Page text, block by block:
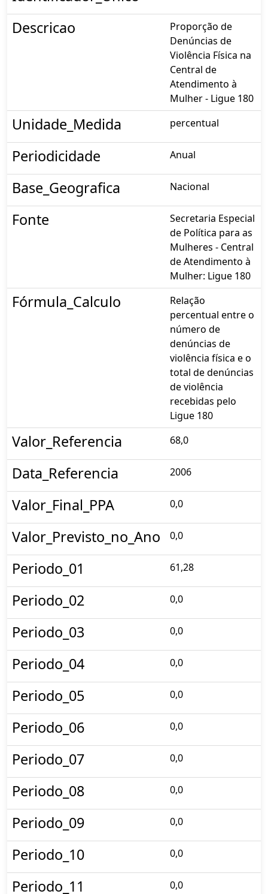
Descricao
Proporção de
Denúncias de
Violência Física na
Central de
Atendimento à
Mulher - Ligue 180
Unidade_Medida percentual
Periodicidade Anual
Base_Geografica Nacional
Fonte
Secretaria Especial
de Política para as
Mulheres - Central
de Atendimento à
Mulher: Ligue 180
Fórmula_Calculo
Relação
percentual entre o
número de
denúncias de
violência física e o
total de denúncias
de violência
recebidas pelo
Ligue 180
Valor_Referencia 68,0
Data_Referencia 2006
Valor_Final_PPA 0,0
Valor_Previsto_no_Ano 0,0
Periodo_01 61,28
Periodo_02 0,0
Periodo_03 0,0
Periodo_04 0,0
Periodo_05 0,0
Periodo_06 0,0
Periodo_07 0,0
Periodo_08 0,0
Periodo_09 0,0
Periodo_10 0,0
Periodo_11 0,0